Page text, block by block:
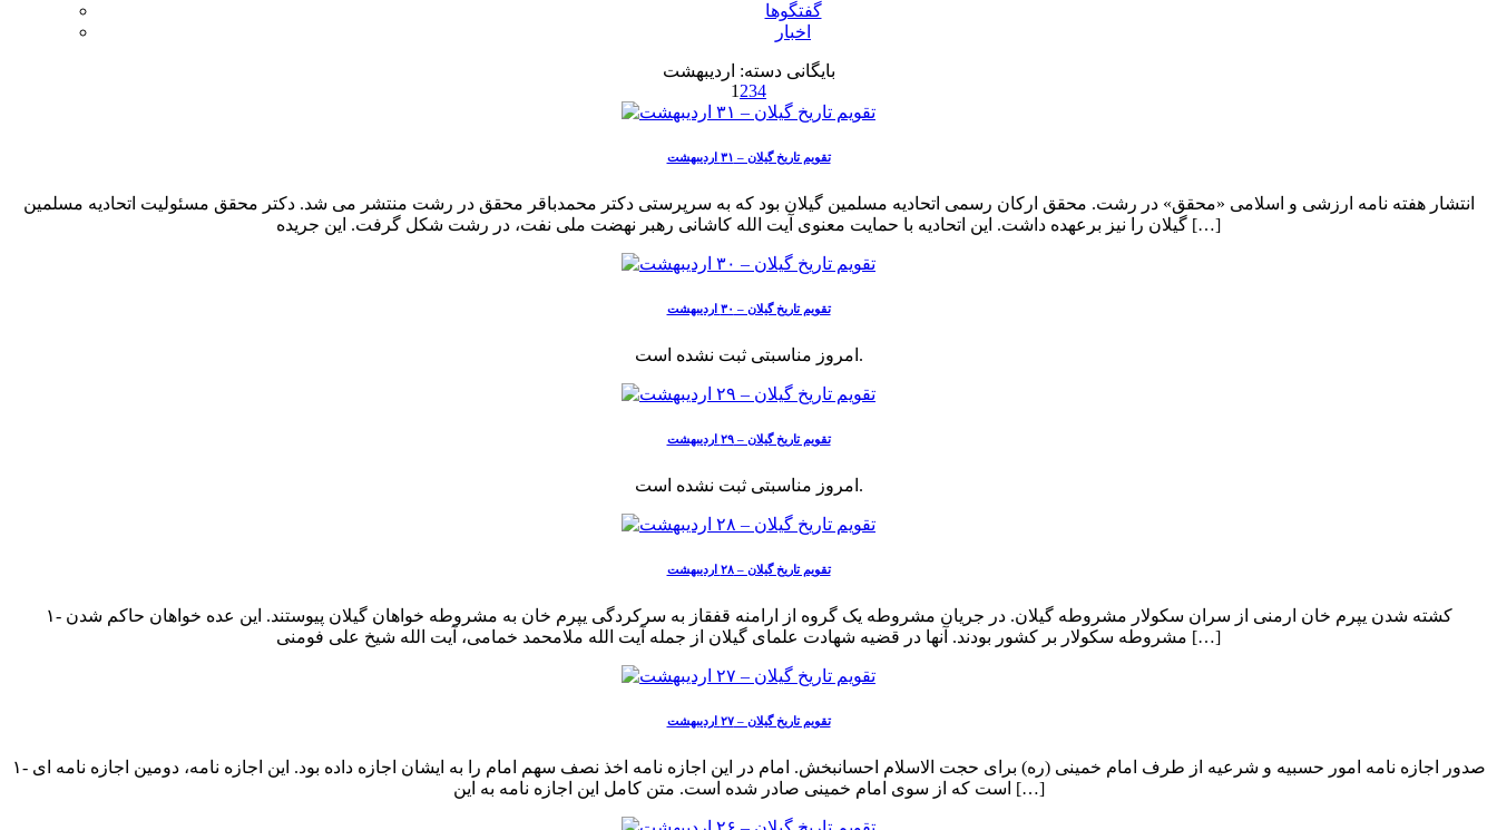
گفتگوها
اخبار
بایگانی دسته: اردیبهشت
1 234
تقویم تاریخ گیلان – ۳۱ اردیبهشت
انتشار هفته نامه ارزشی و اسلامی «محقق» در رشت. محقق ارکان رسمی اتحادیه مسلمین گیلان بود که به سرپرستی دکتر محمدباقر محقق در رشت منتشر می شد. دکتر محقق مسئولیت اتحادیه مسلمین
گیلان را نیز برعهده داشت. این اتحادیه با حمایت معنوی آیت الله کاشانی رهبر نهضت ملی نفت، در رشت شکل گرفت. این جریده […]
تقویم تاریخ گیلان – ۳۰ اردیبهشت
امروز مناسبتی ثبت نشده است.
تقویم تاریخ گیلان – ۲۹ اردیبهشت
امروز مناسبتی ثبت نشده است.
تقویم تاریخ گیلان – ۲۸ اردیبهشت
۱- کشته شدن یپرم خان ارمنی از سران سکولار مشروطه گیلان. در جریان مشروطه یک گروه از ارامنه قفقاز به سرکردگی یپرم خان به مشروطه خواهان گیلان پیوستند. این عده خواهان حاکم شدن
مشروطه سکولار بر کشور بودند. آنها در قضیه شهادت علمای گیلان از جمله آیت الله ملامحمد خمامی، آیت الله شیخ علی فومنی […]
تقویم تاریخ گیلان – ۲۷ اردیبهشت
۱- صدور اجازه نامه امور حسبیه و شرعیه از طرف امام خمینی (ره) برای حجت الاسلام احسانبخش. امام در این اجازه نامه اخذ نصف سهم امام را به ایشان اجازه داده بود. این اجازه نامه، دومین اجازه نامه ای
است که از سوی امام خمینی صادر شده است. متن کامل این اجازه نامه به این […]